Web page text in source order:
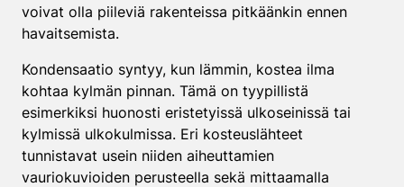
voivat olla piileviä rakenteissa pitkäänkin ennen
havaitsemista.
Kondensaatio syntyy, kun lämmin, kostea ilma
kohtaa kylmän pinnan. Tämä on tyypillistä
esimerkiksi huonosti eristetyissä ulkoseinissä tai
kylmissä ulkokulmissa. Eri kosteuslähteet
tunnistavat usein niiden aiheuttamien
vauriokuvioiden perusteella sekä mittaamalla